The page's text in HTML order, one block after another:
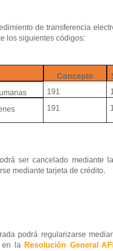
de transferencia
los siguientes códigos:
Concepto
191
191
ser cancelado mediante
mediante tarjeta de crédito.
podrá regularizarse
en la
Resolución General